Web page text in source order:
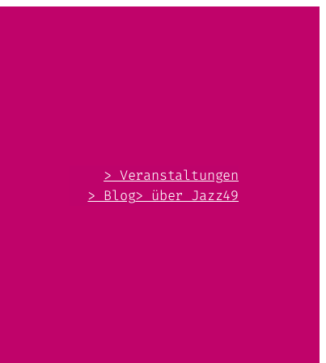
> Veranstaltungen
> Blog> über Jazz49